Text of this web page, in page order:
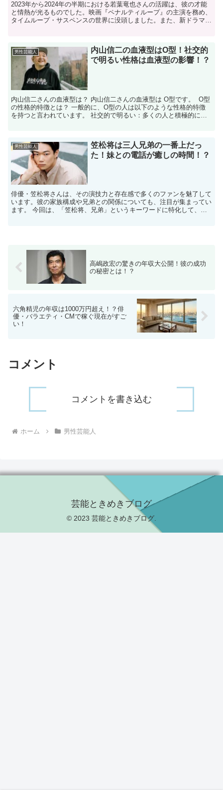
2023年から2024年の半期における若葉竜也さんの活躍は、彼の才能
と情熱が光るものでした。映画『ペナルティループ』の主演を務め、
タイムループ・サスペンスの世界に没頭しました。また、新ドラマ
男性芸能人
内山信二の血液型はO型！社交的
で明るい性格は血液型の影響！？
内山信二さんの血液型は？ 内山信二さんの血液型は O型です。 ​ O型
の性格的特徴とは？ 一般的に、O型の人は以下のような性格的特徴
を持つと言われています。​ 社交的で明るい：​多くの人と積極的にコ
男性芸能人
笠松将は三人兄弟の一番上だっ
た！妹との電話が癒しの時間！？
俳優・笠松将さんは、その演技力と存在感で多くのファンを魅了して
います。​彼の家族構成や兄弟との関係についても、注目が集まってい
ます。 ​今回は、「笠松将、兄弟」というキーワードに特化して、彼
高嶋政宏の驚きの年収大公開！彼の成功
の秘密とは！？
六角精児の年収は1000万円超え！？俳
優・バラエティ・CMで稼ぐ現在がすご
い！
コメント
コメントを書き込む
ホーム 男性芸能人
芸能ときめきブログ
© 2023 芸能ときめきブログ.